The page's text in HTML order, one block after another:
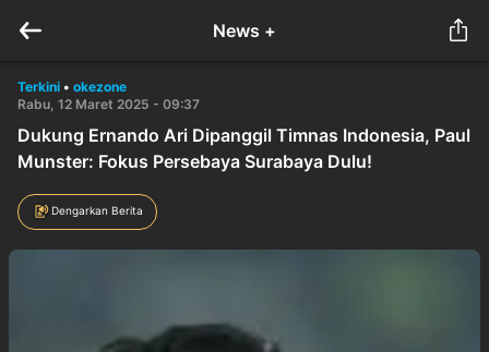
News +
Terkini • okezone
Rabu, 12 Maret 2025 - 09:37
Dukung Ernando Ari Dipanggil Timnas Indonesia, Paul
Munster: Fokus Persebaya Surabaya Dulu!
Dengarkan Berita